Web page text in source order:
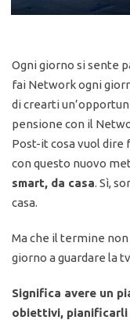
Ogni giorno si sente
fai Network ogni
di crearti
pensione con il
Post-it cosa vuol dire
con questo nuovo
smart, da casa. Sì,
casa.
Ma che il termine
giorno a guardare la
Significa avere un
obiettivi, pianificarli